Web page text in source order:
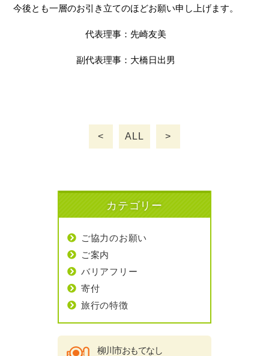
今後とも一層のお引き立てのほどお願い申し上げます。
代表理事：先崎友美
副代表理事：大橋日出男
< ALL >
カテゴリー
ご協力のお願い
ご案内
バリアフリー
寄付
旅行の特徴
柳川市おもてなし